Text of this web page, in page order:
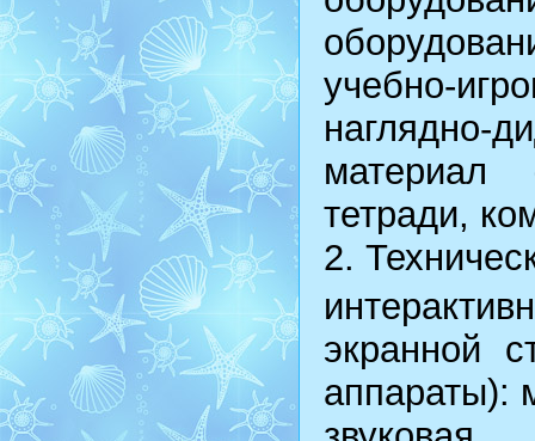
учебно-
наглядно-
материал
тетради,
2.
экранной
аппараты):